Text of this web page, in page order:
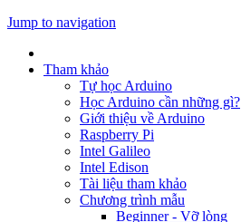
Jump to navigation
Tham khảo
Tự học Arduino
Học Arduino cần những gì?
Giới thiệu về Arduino
Raspberry Pi
Intel Galileo
Intel Edison
Tài liệu tham khảo
Chương trình mẫu
Beginner - Vỡ lòng